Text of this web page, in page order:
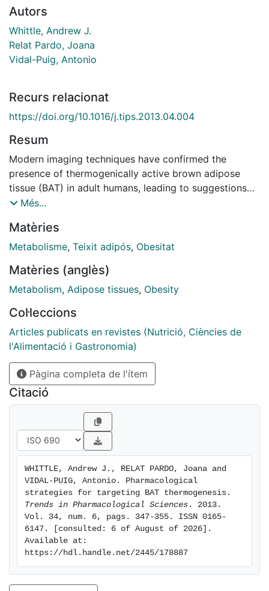
Autors
Whittle, Andrew J.
Relat Pardo, Joana
Vidal-Puig, Antonio
Recurs relacionat
https://doi.org/10.1016/j.tips.2013.04.004
Resum
Modern imaging techniques have confirmed the
presence of thermogenically active brown adipose
tissue (BAT) in adult humans, leading to suggestions
that it could be stimulated to treat obesity and its
thermogenesis in BAT are better understood than ever
before, with new hypotheses for increasing the
on a weekly basis. The challenge now is to identify
safe ways to manipulate specific aspects of the
that will be bioenergetically effective. This review
outlines the nature of these regulatory mechanisms
both terms of their cellular specificity and likely
effectiveness given the physiological paradigms in
which thermogenesis is activated. Similarly, their
potential for being targeted by new or existing drugs
is discussed, drawing on the known mechanisms of
action of various pharmacological agents and some
likely limitations that should be considered
Més...
Matèries
Metabolisme, Teixit adipós, Obesitat
Matèries (anglès)
Metabolism, Adipose tissues, Obesity
Col·leccions
Articles publicats en revistes (Nutrició, Ciències de
l'Alimentació i Gastronomia)
Pàgina completa de l'ítem
Citació
WHITTLE, Andrew J., RELAT PARDO, Joana and
VIDAL-PUIG, Antonio. Pharmacological
Trends in Pharmacological Sciences . 2013.
Vol. 34, num. 6, pags. 347-355. ISSN 0165-
6147. [consulted: 6 of August of 2026].
Available at:
https://hdl.handle.net/2445/178887